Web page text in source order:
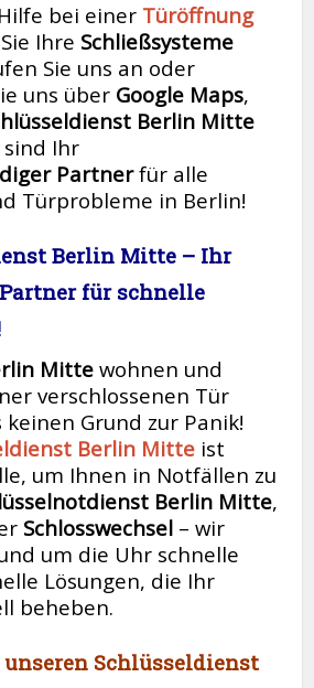
bei einer Türöffnung
Ihre Schließsysteme
Sie uns an oder
uns über Google Maps,
Berlin Mitte
sind Ihr
Partnerfür alle
Türprobleme in Berlin!
Berlin Mitte – Ihr
für schnelle
Mitte wohnen und
verschlossenen Tür
Grund zur Panik!
Berlin Mitte ist
um Ihnen in Notfällen zu
Berlin Mitte,
Schlosswechsel – wir
um die Uhr schnelle
Lösungen, die Ihr
beheben.
Schlüsseldienst